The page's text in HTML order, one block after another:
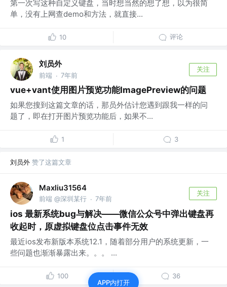
第一次写这种自定义键盘，当时想当然的想了想，以为很简
单，没有上网查demo和方法，就直接...
10 评论
刘员外
前端 · 7年前
关注
vue+vant使用图片预览功能ImagePreview的问题
如果您搜到这篇文章的话，那员外估计您遇到跟我一样的问
题了，即在打开图片预览功能后，如果不...
1 3
刘员外 赞了这篇文章
Maxliu31564
前端 @深圳某行 · 7年前
关注
ios 最新系统bug与解决——微信公众号中弹出键盘再
收起时，原虚拟键盘位点击事件无效
最近ios发布新版本系统12.1，随着部分用户的系统更新，一
些问题也渐渐暴露出来。。。 ...
100 36
APP内打开